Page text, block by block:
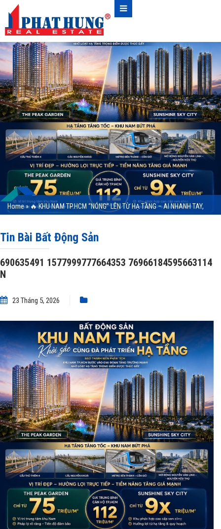
Home»🔥 KHU NAM TP.HCM “NÓNG” LÊN TỪ HẠ TẦNG – AI NHANH TAY,
Tin Bài Bất Động Sản
690635491 1577999777664353 76966184595663114
N
23 Tháng 5, 2026